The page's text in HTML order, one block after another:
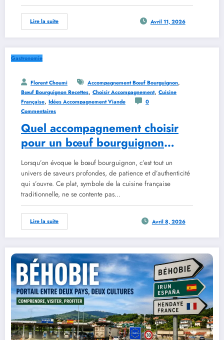
Lire la suite Avril 11, 2026
Gastronomie
Florent Choumi Accompagnement Bœuf Bourguignon,
Bœuf Bourguignon Recettes, Choisir Accompagnement, Cuisine
Française, Idées Accompagnement Viande
0
Commentaires
Quel accompagnement choisir
pour un bœuf bourguignon
réussi
Lorsqu’on évoque le bœuf bourguignon, c’est tout un
univers de saveurs profondes, de patience et d’authenticité
qui s’ouvre. Ce plat, symbole de la cuisine française
traditionnelle, ne se contente pas…
Lire la suite Avril 8, 2026